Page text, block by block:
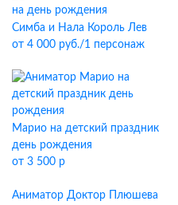
Симба и Нала Король Лев
от 4 000 руб./1 персонаж
Марио на детский праздник
день рождения
от 3 500 р
Аниматор Доктор Плюшева